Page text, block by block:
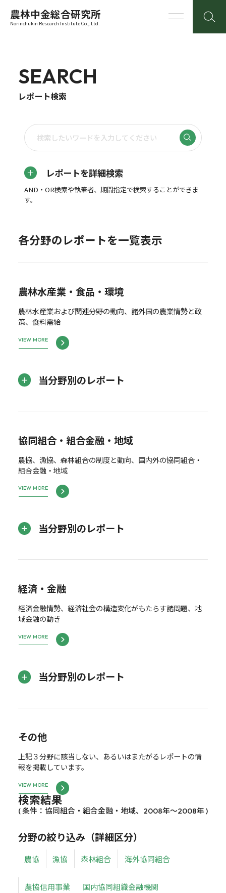
農林中金総合研究所
Norinchukin Research Institute Co., Ltd.
SEARCH
レポート検索
レポートを詳細検索
AND・OR検索や執筆者、期間指定で検索することができま
す。
各分野のレポートを一覧表示
農林水産業・食品・環境
農林水産業および関連分野の動向、諸外国の農業情勢と政
策、食料需給
VIEW MORE
当分野別のレポート
協同組合・組合金融・地域
農協、漁協、森林組合の制度と動向、国内外の協同組合・
組合金融・地域
VIEW MORE
当分野別のレポート
経済・金融
経済金融情勢、経済社会の構造変化がもたらす諸問題、地
域金融の動き
VIEW MORE
当分野別のレポート
その他
上記３分野に該当しない、あるいはまたがるレポートの情
報を掲載しています。
VIEW MORE
検索結果
( 条件：協同組合・組合金融・地域、2008年～2008年 )
分野の絞り込み（詳細区分）
農協 漁協 森林組合 海外協同組合
農協信用事業 国内協同組織金融機関